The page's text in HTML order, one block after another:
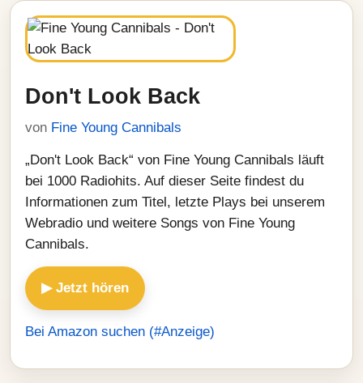
Don't Look Back
von Fine Young Cannibals
„Don't Look Back“ von Fine Young Cannibals läuft
bei 1000 Radiohits. Auf dieser Seite findest du
Informationen zum Titel, letzte Plays bei unserem
Webradio und weitere Songs von Fine Young
Cannibals.
▶ Jetzt hören
Bei Amazon suchen (#Anzeige)